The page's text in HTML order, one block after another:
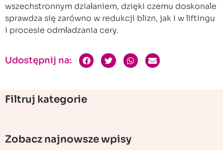
wszechstronnym działaniem, dzięki czemu doskonale
sprawdza się zarówno w redukcji blizn, jak i w liftingu
i procesie odmładzania cery.
Udostępnij na:
Filtruj kategorie
Zobacz najnowsze wpisy